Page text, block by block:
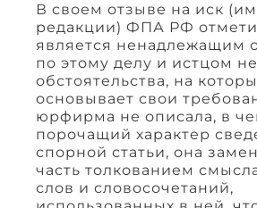
В своем отзыве на иск
редакции) ФПА РФ
является ненадлежащим
по этому делу и истцом
обстоятельства, на
основывает свои
юрфирма не описала, в
порочащий характер
спорной статьи, она
часть толкованием
слов и словосочетаний,